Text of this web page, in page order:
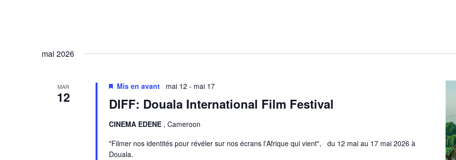
mai 2026
MAR
12 DIFF: Douala International Film Festival
Mis en avant mai 12 - mai 17
CINEMA EDENE , Cameroon
"Filmer nos identités pour révéler sur nos écrans l'Afrique qui vient", du 12 mai au 17 mai 2026 à
Douala.